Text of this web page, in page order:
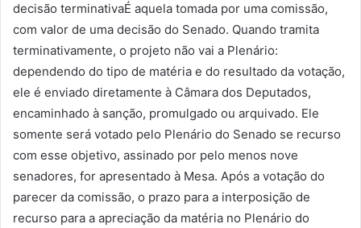
decisão terminativaÉ aquela tomada por uma comissão,
com valor de uma decisão do Senado. Quando tramita
terminativamente, o projeto não vai a Plenário:
dependendo do tipo de matéria e do resultado da votação,
ele é enviado diretamente à Câmara dos Deputados,
encaminhado à sanção, promulgado ou arquivado. Ele
somente será votado pelo Plenário do Senado se recurso
com esse objetivo, assinado por pelo menos nove
senadores, for apresentado à Mesa. Após a votação do
parecer da comissão, o prazo para a interposição de
recurso para a apreciação da matéria no Plenário do